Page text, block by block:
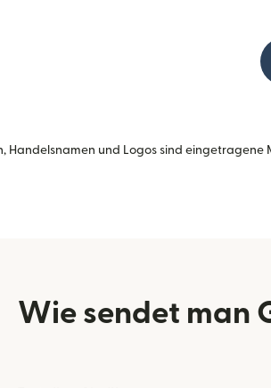
Handelsnamen und Logos sind
Wie sendet man